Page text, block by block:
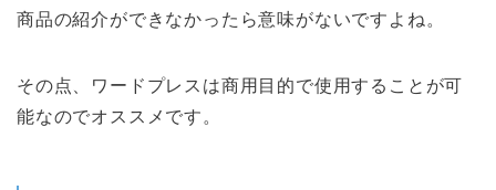
商品の紹介ができなかったら意味がないですよね。
その点、ワードプレスは商用目的で使用することが可
能なのでオススメです。